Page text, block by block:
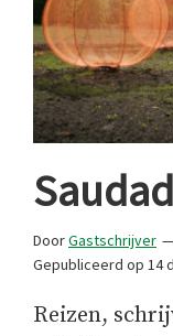
DoorGastschrijver
Gepubliceerd op 14
Reizen,